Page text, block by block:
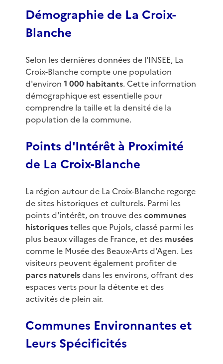
Démographie de La Croix-
Blanche
Selon les dernières données de l'INSEE, La
Croix-Blanche compte une population
d'environ 1 000 habitants. Cette information
démographique est essentielle pour
comprendre la taille et la densité de la
population de la commune.
Points d'Intérêt à Proximité
de La Croix-Blanche
La région autour de La Croix-Blanche regorge
de sites historiques et culturels. Parmi les
points d'intérêt, on trouve descommunes
historiquestelles que Pujols, classé parmi les
plus beaux villages de France, et des musées
comme le Musée des Beaux-Arts d'Agen. Les
visiteurs peuvent également profiter de
parcs naturelsdans les environs, offrant des
espaces verts pour la détente et des
activités de plein air.
Communes Environnantes et
Leurs Spécificités